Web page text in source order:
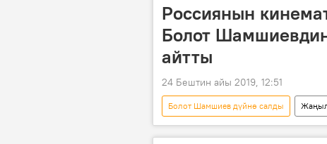
Россиянын
Болот
айтты
24 Бештин айы 2019, 12:51
Болот Шамшиев дүйнө салды
Болот Шамшиев
Никита